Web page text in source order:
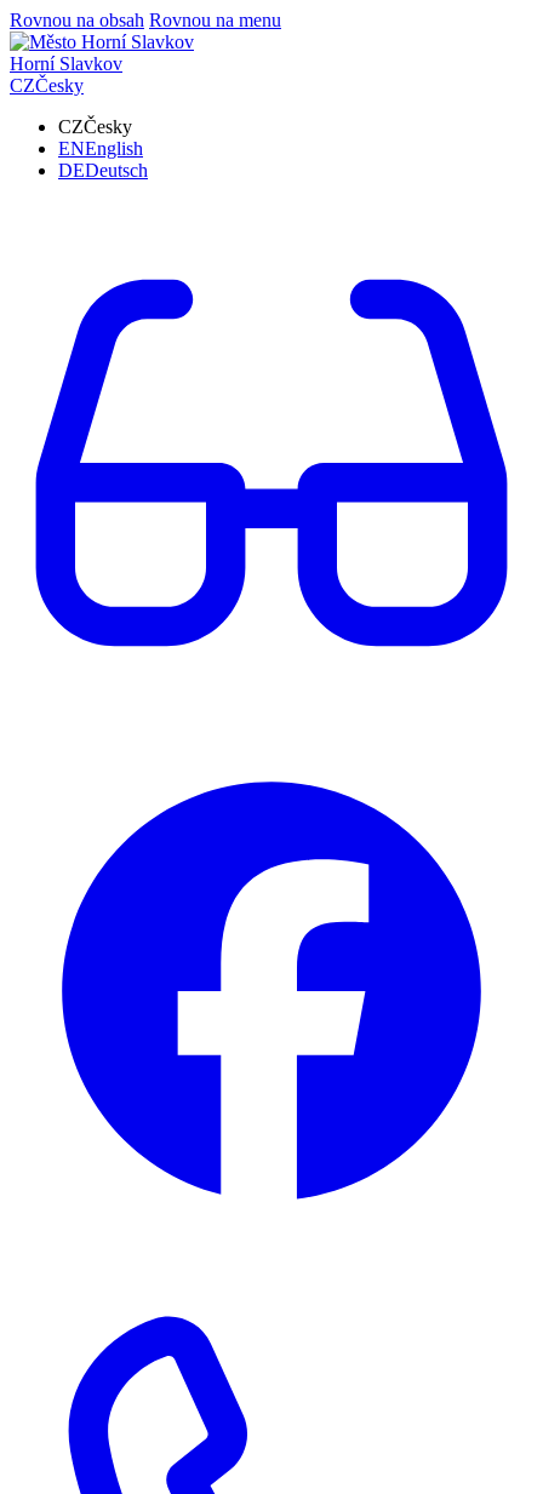
Rovnou na obsah Rovnou na menu
Horní Slavkov
CZČesky
CZČesky
ENEnglish
DEDeutsch